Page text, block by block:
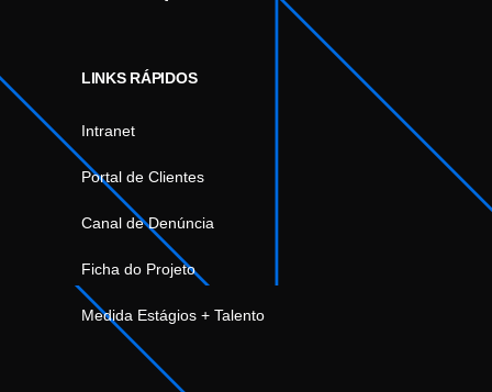
LINKS RÁPIDOS
Intranet
Portal de Clientes
Canal de Denúncia
Ficha do Projeto
Medida Estágios + Talento